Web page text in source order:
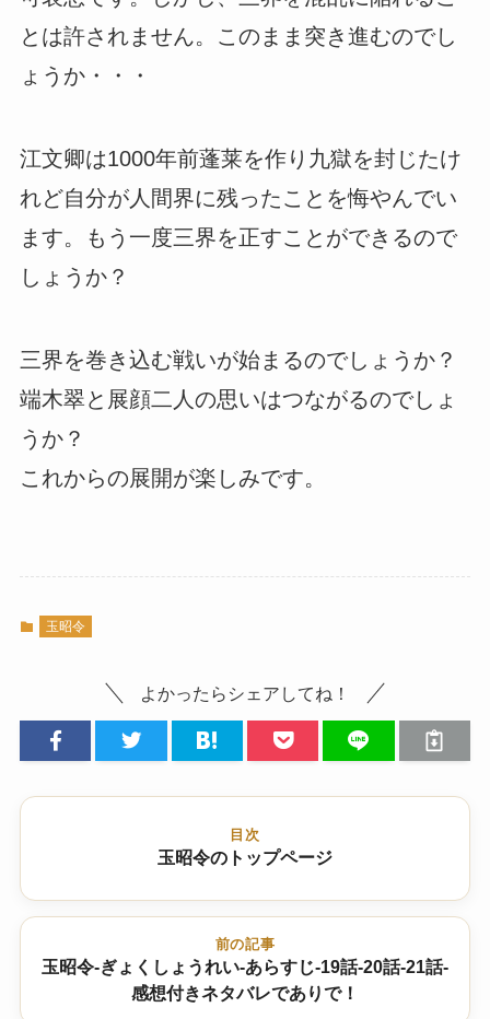
とは許されません。このまま突き進むのでし
ょうか・・・
江文卿は1000年前蓬莱を作り九獄を封じたけ
れど自分が人間界に残ったことを悔やんでい
ます。もう一度三界を正すことができるので
しょうか？
三界を巻き込む戦いが始まるのでしょうか？
端木翠と展顔二人の思いはつながるのでしょ
うか？
これからの展開が楽しみです。
玉昭令
よかったらシェアしてね！
目次
玉昭令のトップページ
前の記事
玉昭令-ぎょくしょうれい-あらすじ-19話-20話-21話-
感想付きネタバレでありで！